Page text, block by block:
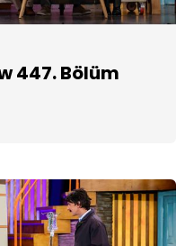
447. Bölüm